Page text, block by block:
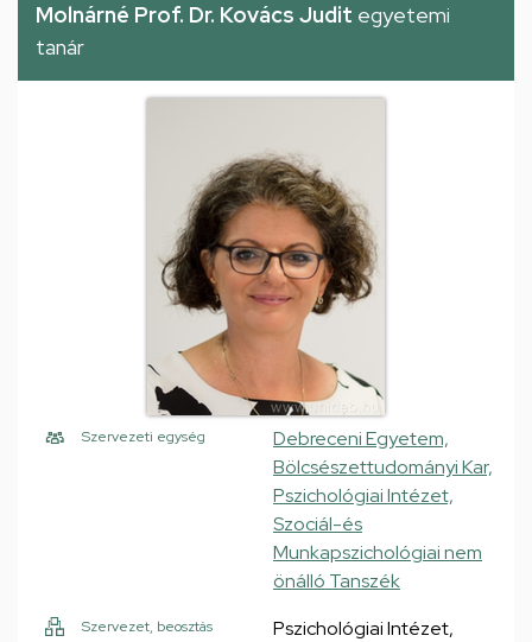
Molnárné Prof. Dr. Kovács Judit egyetemi
tanár
Szervezeti egység
Debreceni Egyetem,
Bölcsészettudományi Kar,
Pszichológiai Intézet,
Szociál-és
Munkapszichológiai nem
önálló Tanszék
Szervezet, beosztás
Pszichológiai Intézet,